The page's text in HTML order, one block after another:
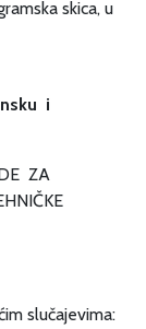
skica, u
i
ZA
slučajevima: